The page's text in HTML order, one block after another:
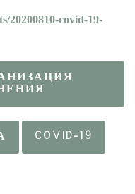
20200810-covid-19-
COVID-19